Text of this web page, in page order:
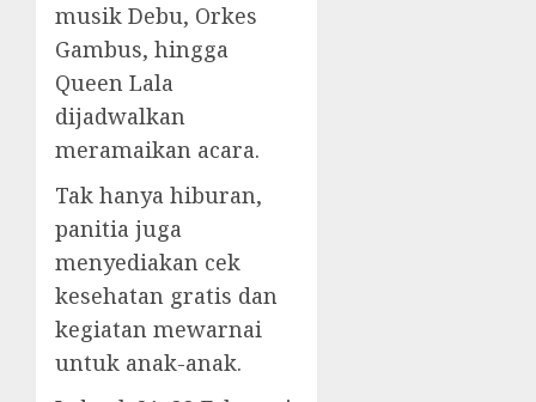
musik Debu, Orkes
Gambus, hingga
Queen Lala
dijadwalkan
meramaikan acara.
Tak hanya hiburan,
panitia juga
menyediakan cek
kesehatan gratis dan
kegiatan mewarnai
untuk anak-anak.